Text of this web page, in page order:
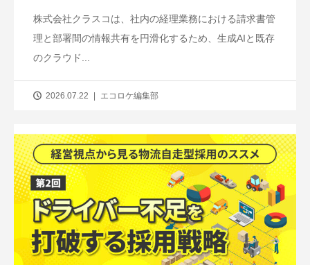
株式会社クラスコは、社内の経理業務における請求書管
理と部署間の情報共有を円滑化するため、生成AIと既存
のクラウド...
2026.07.22 エコロケ編集部